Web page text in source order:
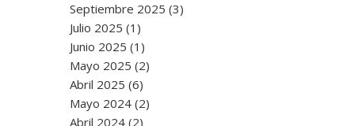
Septiembre 2025 (3)
Julio 2025 (1)
Junio 2025 (1)
Mayo 2025 (2)
Abril 2025 (6)
Mayo 2024 (2)
Abril 2024 (2)